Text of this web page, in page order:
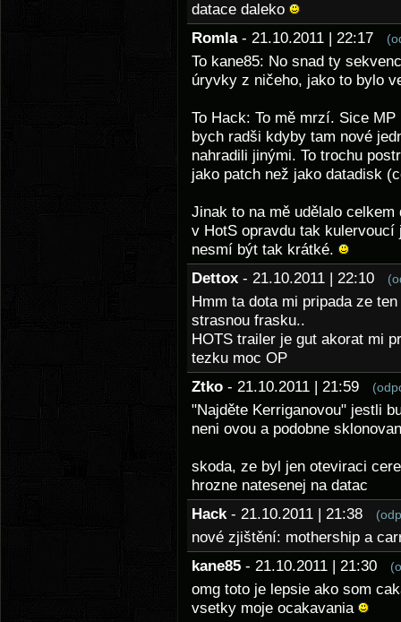
datace daleko
Romla - 21.10.2011 | 22:17
To kane85: No snad ty
úryvky z ničeho, jako to bylo
To Hack: To mě mrzí. Sice
bych radši kdyby tam nové
nahradili jinými. To trochu
jako patch než jako datadisk
Jinak to na mě udělalo
v HotS opravdu tak
nesmí být tak krátké.
Dettox - 21.10.2011 | 22:10
Hmm ta dota mi pripada ze
strasnou frasku..
HOTS trailer je gut akorat mi
tezku moc OP
Ztko - 21.10.2011 | 21:59
"Najděte Kerriganovou" jestli
neni ovou a podobne
skoda, ze byl jen oteviraci
hrozne natesenej na datac
Hack - 21.10.2011 | 21:38
nové zjištění: mothership a
kane85 - 21.10.2011 | 21:30
omg toto je lepsie ako som
vsetky moje ocakavania